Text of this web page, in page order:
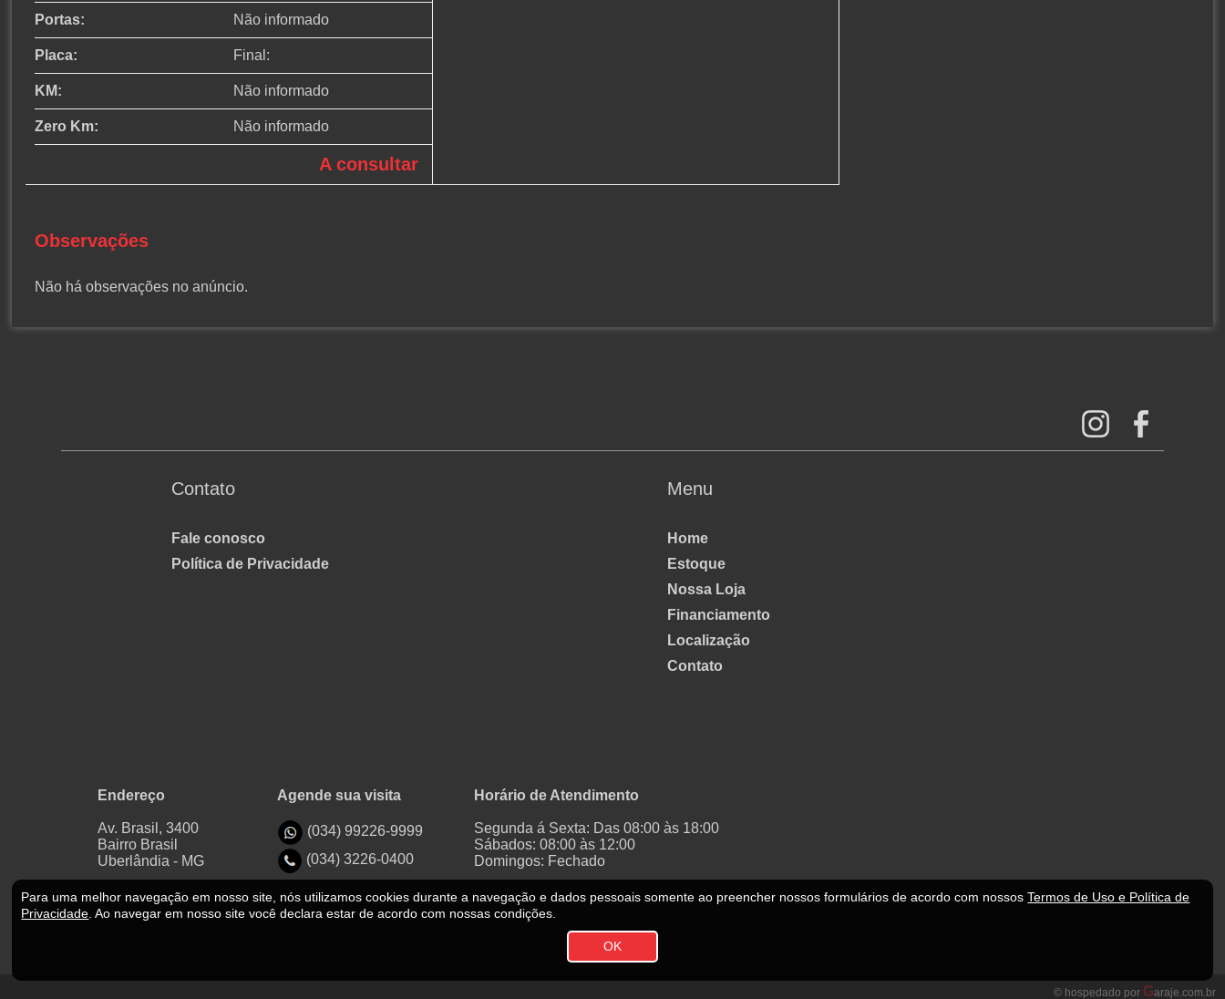
Portas: Não informado
Placa: Final:
KM: Não informado
Zero Km: Não informado
A consultar
Observações
Não há observações no anúncio.
Contato Menu
Fale conosco
Política de Privacidade
Home
Estoque
Nossa Loja
Financiamento
Localização
Contato
Endereço
Av. Brasil, 3400
Bairro Brasil
Uberlândia - MG
Agende sua visita
(034) 99226-9999
(034) 3226-0400
Horário de Atendimento
Segunda á Sexta: Das 08:00 às 18:00
Sábados: 08:00 às 12:00
Domingos: Fechado
Para uma melhor navegação em nosso site, nós utilizamos cookies durante a navegação e dados pessoais somente ao preencher nossos formulários de acordo com nossosTermos de Uso e Política de
Privacidade Ao navegar em nosso site você declara estar de acordo com nossas condições.
© hospedado por Garaje.com.br